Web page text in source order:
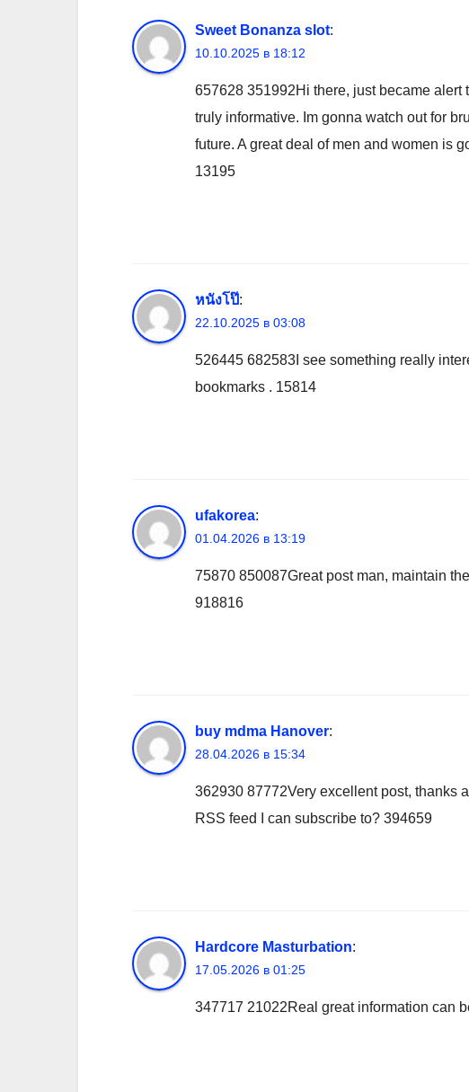
Sweet Bonanza slot:
10.10.2025 в 18:12
657628 351992Hi there, just became
truly informative. Im gonna watch out for
future. A great deal of men and women is
13195
หนังโป๊:
22.10.2025 в 03:08
526445 682583I see something really
bookmarks . 15814
ufakorea:
01.04.2026 в 13:19
75870 850087Great post man, maintain
918816
buy mdma Hanover:
28.04.2026 в 15:34
362930 87772Very excellent post, thanks
RSS feed I can subscribe to? 394659
Hardcore Masturbation:
17.05.2026 в 01:25
347717 21022Real great information can